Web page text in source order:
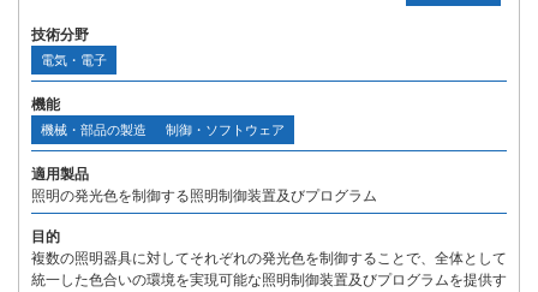
技術分野
電気・電子
機能
機械・部品の製造 制御・ソフトウェア
適用製品
照明の発光色を制御する照明制御装置及びプログラム
目的
複数の照明器具に対してそれぞれの発光色を制御することで、全体として
統一した色合いの環境を実現可能な照明制御装置及びプログラムを提供す